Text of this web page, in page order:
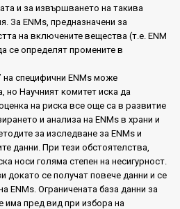
и за извършването на такива
За ENMs, предназначени за
на включените вещества (т.е. ENM
се определят промените в
на специфични ENMs може
Научният комитет иска да
на риска все още са в развитие
и анализа на ENMs в храни и
за изследване за ENMs и
данни. При тези обстоятелства,
носи голяма степен на несигурност.
докато се получат повече данни и се
ENMs. Ограничената база данни за
има пред вид при избора на